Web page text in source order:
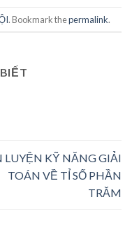
. Bookmark thepermalink.
LUYỆN KỸ NĂNG GIẢI
TOÁN VỀ TỈ SỐ PHẦN
TRĂM